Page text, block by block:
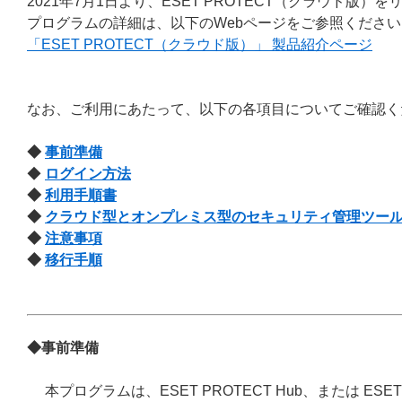
プログラムの詳細は、以下のWebページをご参照くださ
「ESET PROTECT（クラウド版）」 製品紹介ページ
なお、ご利用にあたって、以下の各項目についてご確認
◆ 事前準備
◆ ログイン方法
◆ 利用手順書
◆ クラウド型とオンプレミス型のセキュリティ管理ツー
◆ 注意事項
◆ 移行手順
◆事前準備
本プログラムは、ESET PROTECT Hub、または